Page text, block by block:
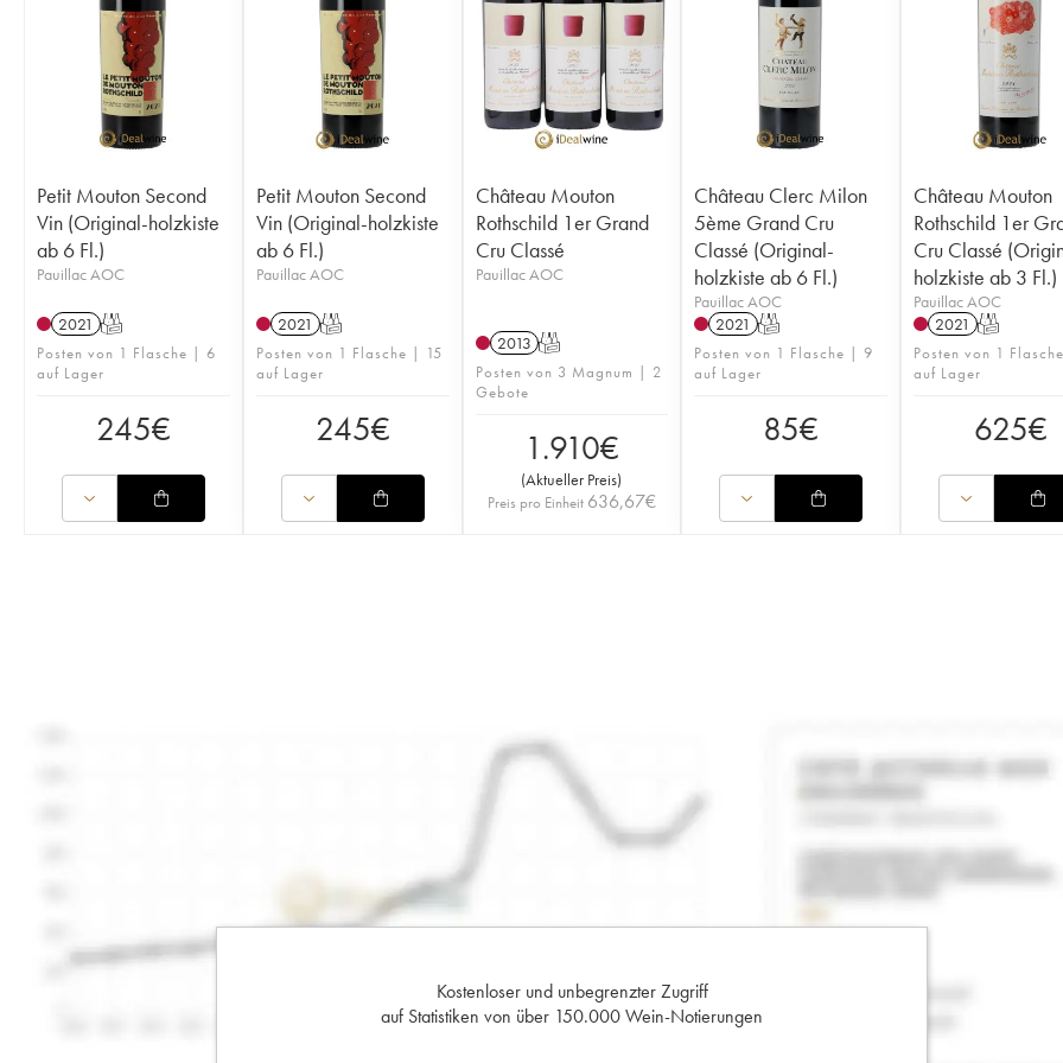
Petit Mouton Second
Vin (Original-holzkiste
ab 6 Fl.)
Pauillac AOC
2021 T
Posten von 1 Flasche | 6
auf Lager
245€
Petit Mouton Second
Vin (Original-holzkiste
ab 6 Fl.)
Pauillac AOC
2021 T
Posten von 1 Flasche | 15
auf Lager
245€
Château Mouton
Rothschild 1er Grand
Cru Classé
Pauillac AOC
2013 T
Posten von 3 Magnum | 2
Gebote
1.910€
(Aktueller Preis)
Preis pro Einheit 636,67€
Château Clerc Milon
5ème Grand Cru
Classé (Original-
holzkiste ab 6 Fl.)
Pauillac AOC
2021 T
Posten von 1 Flasche | 9
auf Lager
85€
Château Mouton
Rothschild 1er
Cru Classé
holzkiste ab 3 Fl.)
Pauillac AOC
2021 T
Posten von 1
auf Lager
625€
Kostenloser und unbegrenzter Zugriff
auf Statistiken von über 150.000 Wein-Notierungen